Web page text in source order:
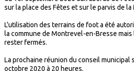
sur la place des Fêtes et sur le parvis de la
L’utilisation des terrains de foot a été
la commune de Montrevel-en-Bresse
rester fermés.
La prochaine réunion du conseil municipal
octobre 2020 à 20 heures.